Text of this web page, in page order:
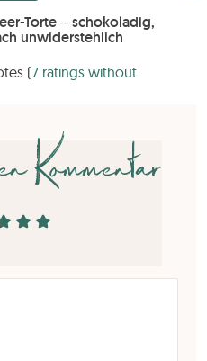
Torte – schokoladig,
unwiderstehlich
(7 ratings without
Kommentar